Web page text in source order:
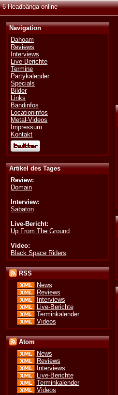
6 Headbänga online
Navigation
Dahoam
Reviews
Interviews
Live-Berichte
Termine
Partykalender
Specials
Bilder
Links
Bandinfos
Locationinfos
Metal-Videos
Impressum
Kontakt
Artikel des Tages
Review:
Domain
Interview:
Sabaton
Live-Bericht:
Up From The Ground
Video:
Black Space Riders
RSS
News
Reviews
Interviews
Live-Berichte
Terminkalender
Videos
Atom
News
Reviews
Interviews
Live-Berichte
Terminkalender
Videos